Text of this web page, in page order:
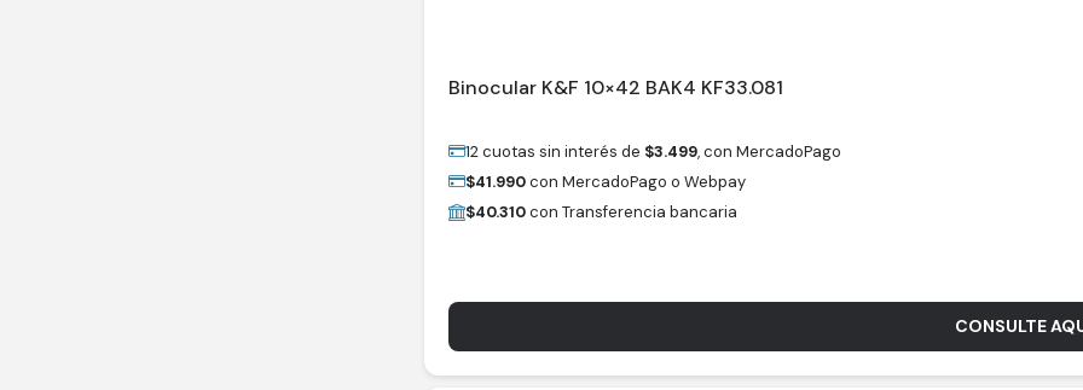
Binocular K&F 10×42 BAK4 KF33.081
12 cuotas sin interés de $3.499, con MercadoPago
$41.990con MercadoPago o Webpay
$40.310con Transferencia bancaria
CONSULTE